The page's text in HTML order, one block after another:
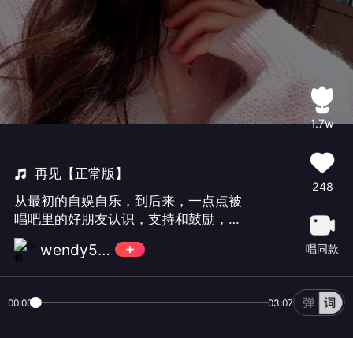
再见【正常版】
从最初的自娱自乐，到后来，一点点被
唱吧里的好朋友认识，支持和鼓励，我
真的很开心。曾经很多次，你们一句句
温暖的话，让偶尔生活中的压力变得豁
然开朗，让不自信的我找到勇气，让我
正能量，也是我六年来一直坚持发歌的
wendy52456
1.7w
248
唱同款
00:00 03:07